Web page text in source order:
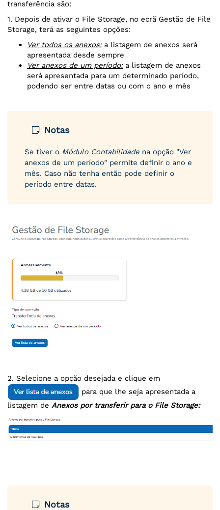
transferência são:
1. Depois de ativar o File Storage, no ecrã Gestão de File
Storage, terá as seguintes opções:
Ver todos os anexos:a listagem de anexos será
apresentada desde sempre
Ver anexos de um período:a listagem de anexos
será apresentada para um determinado período,
podendo ser entre datas ou com o ano e mês
Notas
Se tiver o Módulo Contabilidade na opção "Ver
anexos de um período" permite definir o ano e
mês. Caso não tenha então pode definir o
período entre datas.
2. Selecione a opção desejada e clique em
para que lhe seja apresentada a
listagem de Anexos por transferir para o File Storage:
Notas